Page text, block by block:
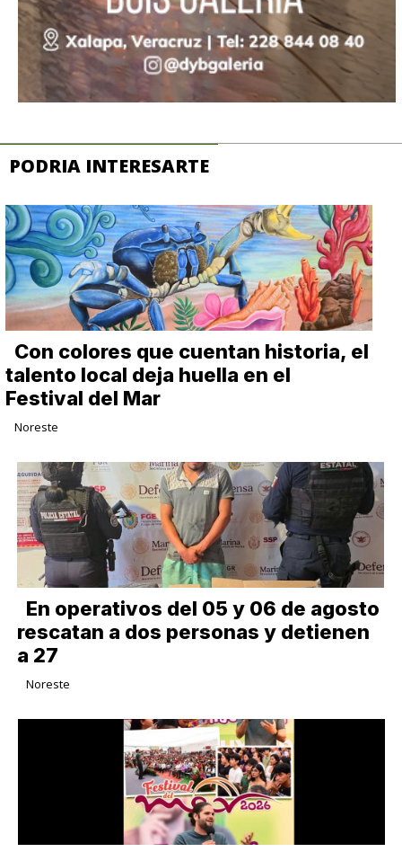
PODRIA INTERESARTE
Con colores que cuentan historia, el
talento local deja huella en el
Festival del Mar
Noreste
En operativos del 05 y 06 de agosto
rescatan a dos personas y detienen
a 27
Noreste